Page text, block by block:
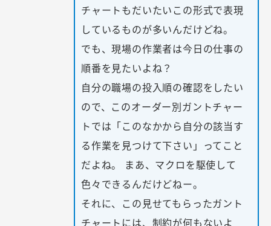
チャートもだいたいこの形式で表現
しているものが多いんだけどね。
でも、現場の作業者は今日の仕事の
順番を見たいよね？
自分の職場の投入順の確認をしたい
ので、このオーダー別ガントチャー
トでは「このなかから自分の該当す
る作業を見つけて下さい」ってこと
だよね。 まあ、マクロを駆使して
色々できるんだけどねー。
それに、この見せてもらったガント
チャートには、制約が何もないよ